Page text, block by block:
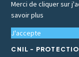
Merci de cliquer sur
savoir plus
J'accepte
CNIL -